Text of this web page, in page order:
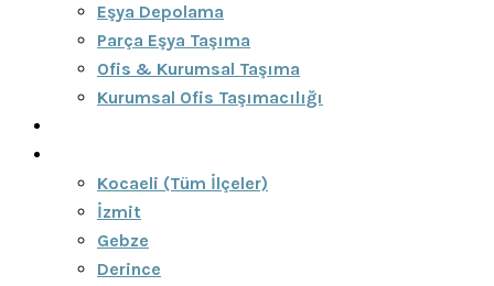
Eşya Depolama
Parça Eşya Taşıma
Ofis & Kurumsal Taşıma
Kurumsal Ofis Taşımacılığı
Kocaeli (Tüm İlçeler)
İzmit
Gebze
Derince